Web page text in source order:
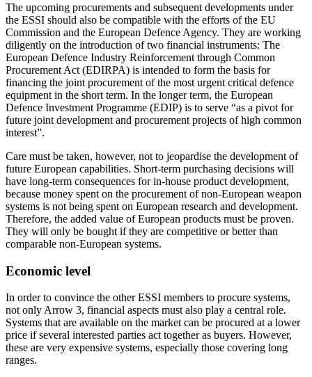
The upcoming procurements and subsequent developments under
the ESSI should also be compatible with the efforts of the EU
Commission and the European Defence Agency. They are working
diligently on the introduction of two financial instruments: The
European Defence Industry Reinforcement through Common
Procurement Act (EDIRPA) is intended to form the basis for
financing the joint procurement of the most urgent critical defence
equipment in the short term. In the longer term, the Euro­pean
Defence Investment Programme (EDIP) is to serve “as a pivot for
future joint development and procurement projects of high common
interest”.
Care must be taken, however, not to jeopardise the development of
future Euro­pean capabilities. Short-term purchasing decisions will
have long-term consequences for in-house product development,
because money spent on the procurement of non-European weapon
systems is not being spent on European research and development.
Therefore, the added value of Euro­pean products must be proven.
They will only be bought if they are competitive or better than
comparable non-European systems.
Economic level
In order to convince the other ESSI mem­bers to procure systems,
not only Arrow 3, financial aspects must also play a central role.
Systems that are available on the market can be procured at a lower
price if several interested parties act together as buyers. However,
these are very expensive systems, especially those covering long
ranges.